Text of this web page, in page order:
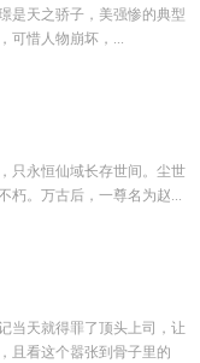
是天之骄子，美强惨的典型
可惜人物崩坏，...
只永恒仙域长存世间。尘世
朽。万古后，一尊名为赵...
当天就得罪了顶头上司，让
且看这个嚣张到骨子里的